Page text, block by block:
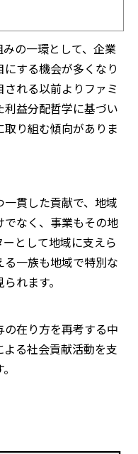
の一環として、企業
する機会が多くなり
れる以前よりファミ
益分配哲学に基づい
り組む傾向がありま
貫した貢献で、地域
なく、事業もその地
として地域に支えら
一族も地域で特別な
れます。
在り方を再考する中
る社会貢献活動を支